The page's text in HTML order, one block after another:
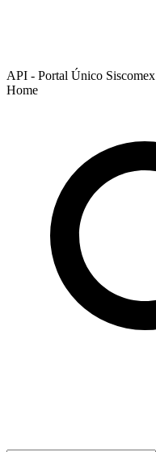
API - Portal Único Siscomex
Home